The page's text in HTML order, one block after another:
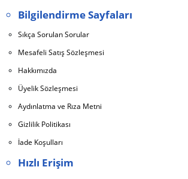
Bilgilendirme Sayfaları
Sıkça Sorulan Sorular
Mesafeli Satış Sözleşmesi
Hakkımızda
Üyelik Sözleşmesi
Aydınlatma ve Rıza Metni
Gizlilik Politikası
İade Koşulları
Hızlı Erişim